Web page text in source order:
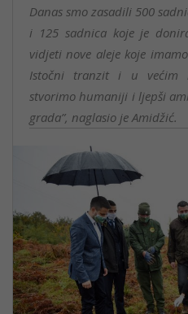
Danas smo zasadili 500
i 125 sadnica koje je
vidjeti nove aleje koje
Istočni tranzit i u većim
stvorimo humaniji i ljepši
grada”, naglasio je Amidžić.